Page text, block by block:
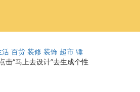
活 百货 装修 装饰 超市 锤
“马上去设计”去生成个性